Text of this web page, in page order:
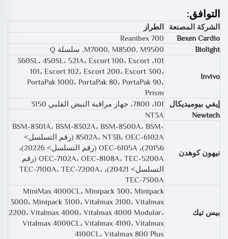
التوافق:
الشركة المصنعة
الطراز
Bexen Cardio
Reanibex 700
Biolight
M7000, M8500, M9500, سلسلة Q
Invivo
101، 360SL، 450SL، 521A، Escort 100، Escort
101، Escort 102، Escort 200، Escort 300،
PortaPak 1000، PortaPak 80، PortaPak 90،
Prism
إيفي بيوميديكال
101، 7800، جهاز مراقبة النبض القلبي 3150
Newtech
NT3A
نيهون كوهدن
BSM-8301A، BSM-8302A، BSM-8500A، BSM-
8502A، NT3B، OEC-6102A (رقم التسلسل>
20156)، OEC-6105A (رقم التسلسل> 20226)،
OEC-7102A، OEC-8108A، TEC-5200A (رقم
التسلسل> 20421)، TEC-7100A، TEC-7200A،
TEC-7300A
بيس تيك
MiniMax 4000CL، Minipack 300، Minipack
3000، Minipack 3100، Vitalmax 2100، Vitalmax
2200، Vitalmax 4000، Vitalmax 4000 Modular،
Vitalmax 4000CL، Vitalmax 4100، Vitalmax
4100CL، Vitalmax 800 Plus